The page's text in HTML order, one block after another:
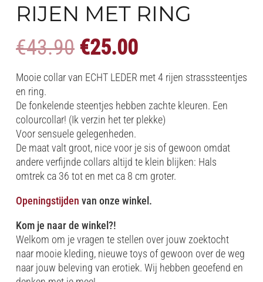
RIJEN MET RING
€43.90 Oorspronkelijke
prijs
was:
€43.90.
€25.00Huidige
is:
€25.00.
Mooie collar van ECHT LEDER met 4 rijen strasssteentjes
en ring.
De fonkelende steentjes hebben zachte kleuren. Een
colourcollar! (Ik verzin het ter plekke)
Voor sensuele gelegenheden.
De maat valt groot, nice voor je sis of gewoon omdat
andere verfijnde collars altijd te klein blijken: Hals
omtrek ca 36 tot en met ca 8 cm groter.
Openingstijden van onze winkel.
Kom je naar de winkel?!
Welkom om je vragen te stellen over jouw zoektocht
naar mooie kleding, nieuwe toys of gewoon over de weg
naar jouw beleving van erotiek. Wij hebben geoefend en